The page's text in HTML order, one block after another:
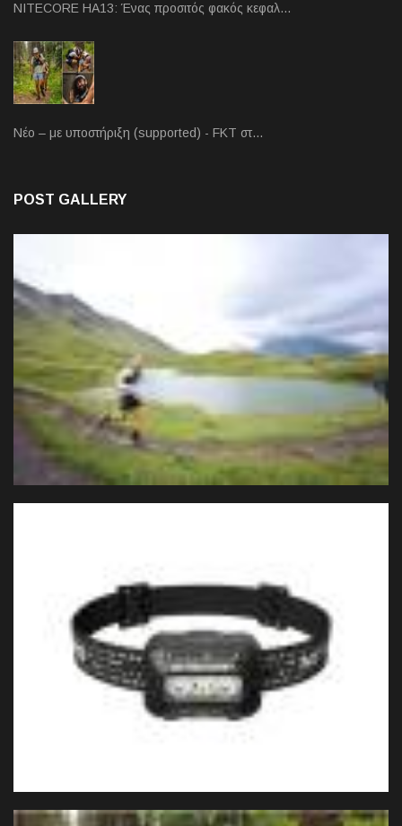
NITECORE HA13: Ένας προσιτός φακός κεφαλ…
Νέο – με υποστήριξη (supported) - FKT στ…
POST GALLERY